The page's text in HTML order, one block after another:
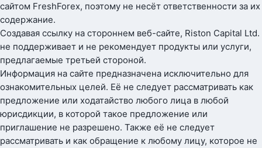
сайтом FreshForex, поэтому не несёт ответственности за их
содержание.
Создавая ссылку на стороннем веб-сайте, Riston Capital Ltd.
не поддерживает и не рекомендует продукты или услуги,
предлагаемые третьей стороной.
Информация на сайте предназначена исключительно для
ознакомительных целей. Её не следует рассматривать как
предложение или ходатайство любого лица в любой
юрисдикции, в которой такое предложение или
приглашение не разрешено. Также её не следует
рассматривать и как обращение к любому лицу, которое не